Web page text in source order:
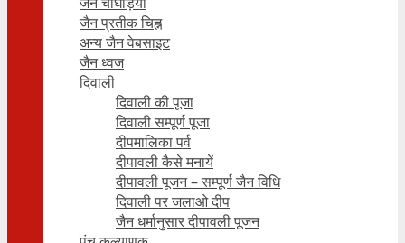
जैन प्रतीक चिह्न
अन्य जैन वेबसाइट
जैन ध्वज
दिवाली
दिवाली की पूजा
दिवाली सम्पूर्ण पूजा
दीपमालिका पर्व
दीपावली कैसे मनायें
दीपावली पूजन – सम्पूर्ण जैन विधि
दिवाली पर जलाओ दीप
जैन धर्मानुसार दीपावली पूजन